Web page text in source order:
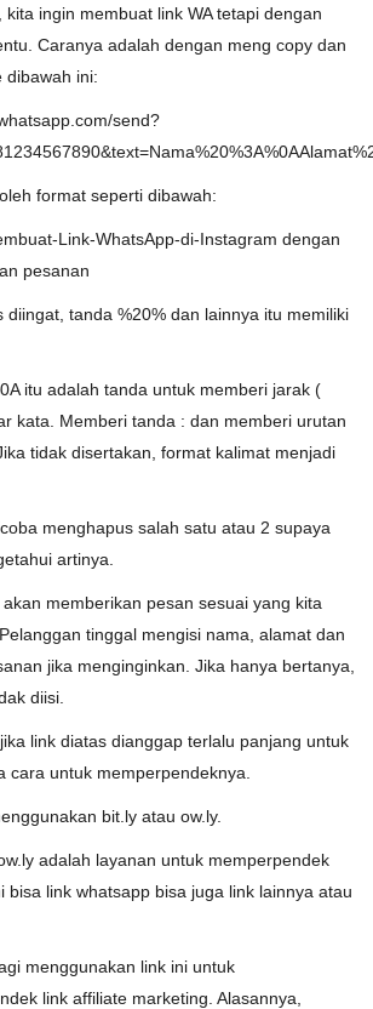
kita ingin membuat link WA tetapi dengan
Caranya adalah dengan meng copy dan
dibawah ini:
send?
format seperti dibawah:
diingat, tanda %20% dan lainnya itu memiliki
itu adalah tanda untuk memberi jarak (
kata. Memberi tanda : dan memberi urutan
tidak disertakan, format kalimat menjadi
menghapus salah satu atau 2 supaya
artinya.
memberikan pesan sesuai yang kita
tinggal mengisi nama, alamat dan
jika menginginkan. Jika hanya bertanya,
diisi.
link diatas dianggap terlalu panjang untuk
cara untuk memperpendeknya.
bit.ly atau ow.ly.
adalah layanan untuk memperpendek
bisa link whatsapp bisa juga link lainnya atau
menggunakan link ini untuk
link affiliate marketing. Alasannya,